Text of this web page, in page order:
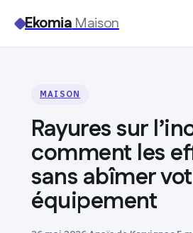
EkomiaMaison
Jardinage
Immobilier
MAISON
Rayures sur
comment les
sans abîmer
équipement